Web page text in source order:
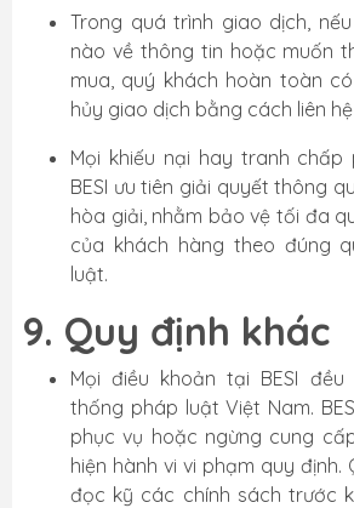
Trong quá trình giao dịch,
nào về thông tin hoặc muốn
mua, quý khách hoàn toàn
hủy giao dịch bằng cách liên
Mọi khiếu nại hay tranh chấp
BESI ưu tiên giải quyết thông
hòa giải, nhằm bảo vệ tối đa
của khách hàng theo đúng
luật.
9. Quy định khác
Mọi điều khoản tại BESI
thống pháp luật Việt Nam.
phục vụ hoặc ngừng cung
hiện hành vi vi phạm quy định.
đọc kỹ các chính sách trước